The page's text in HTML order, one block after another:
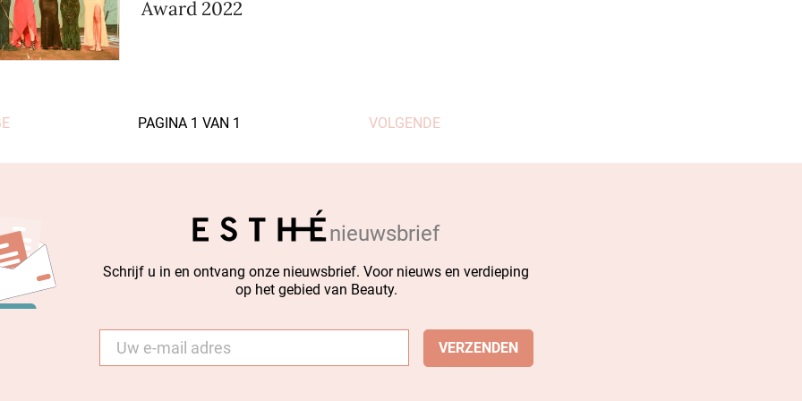
Award 2022
PAGINA 1 VAN 1 VOLGENDE
nieuwsbrief
Schrijf u in en ontvang onze nieuwsbrief. Voor nieuws en verdieping
op het gebied van Beauty.
mail *